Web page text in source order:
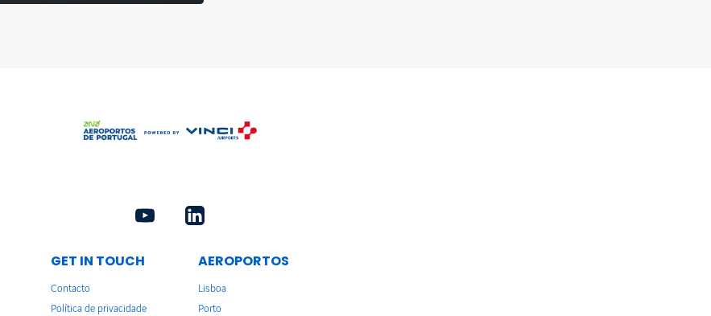
GET IN TOUCH
Contacto
Política de privacidade
AEROPORTOS
Lisboa
Porto